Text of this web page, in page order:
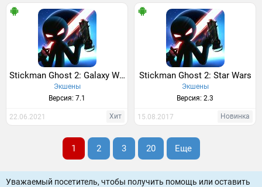
Stickman Ghost 2: Galaxy Wars
Экшены
Версия: 7.1
22.06.2021 Хит
Stickman Ghost 2: Star Wars
Экшены
Версия: 2.3
15.08.2017 Новинка
1 2 3 20 Еще
Уважаемый посетитель, чтобы получить помощь или оставить